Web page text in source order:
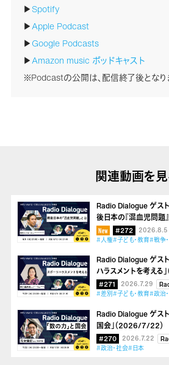
▶Spotify
▶Apple Podcast
▶Google Podcasts
▶Amazon music ポッドキャスト
※Podcastの公開は、配信終了後となり
関連動画を
Radio Dialogue ゲスト
後日本の『混血児問題
#272 2026.8.5
#人権#子ども・教育#戦争
Radio Dialogue ゲスト
ハラスメントを考える
#271 2026.7.29
#差別#子ども・教育#政治
Radio Dialogue ゲスト
国会」（2026/7/22）
#270 2026.7.22
#政治・社会#日本